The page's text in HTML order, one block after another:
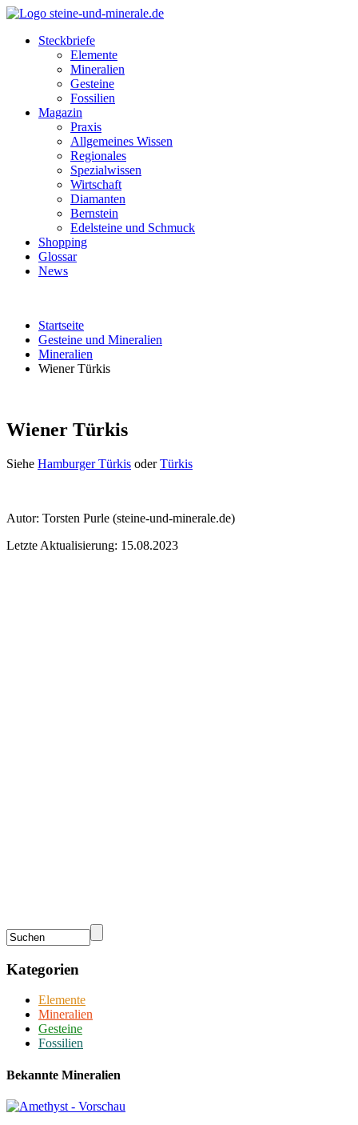
Steckbriefe
Elemente
Mineralien
Gesteine
Fossilien
Magazin
Praxis
Allgemeines Wissen
Regionales
Spezialwissen
Wirtschaft
Diamanten
Bernstein
Edelsteine und Schmuck
Shopping
Glossar
News
Startseite
Gesteine und Mineralien
Mineralien
Wiener Türkis
Wiener Türkis
Siehe Hamburger Türkis oderTürkis
Autor: Torsten Purle (steine-und-minerale.de)
Letzte Aktualisierung: 15.08.2023
Kategorien
Elemente
Mineralien
Gesteine
Fossilien
Bekannte Mineralien